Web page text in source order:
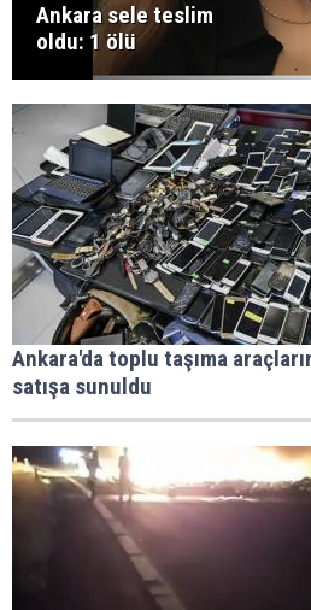
Ankara sele teslim
oldu: 1 ölü
Ankara'da toplu taşıma
satışa sunuldu